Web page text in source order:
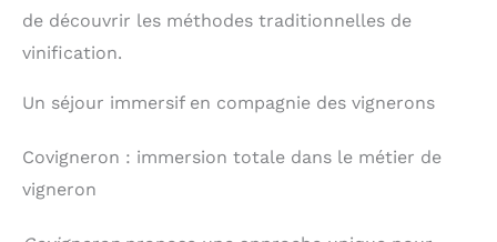
de découvrir les méthodes traditionnelles de
vinification.
Un séjour immersif en compagnie des vignerons
Covigneron : immersion totale dans le métier de
vigneron